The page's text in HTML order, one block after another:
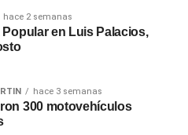
organismos «en algunos
con la decisión de cada
despidos,
no tiene razón de ser
con sus impuestos».
hace 2 semanas
Popular en Luis Palacios,
hace 3 semanas
300 motovehículos